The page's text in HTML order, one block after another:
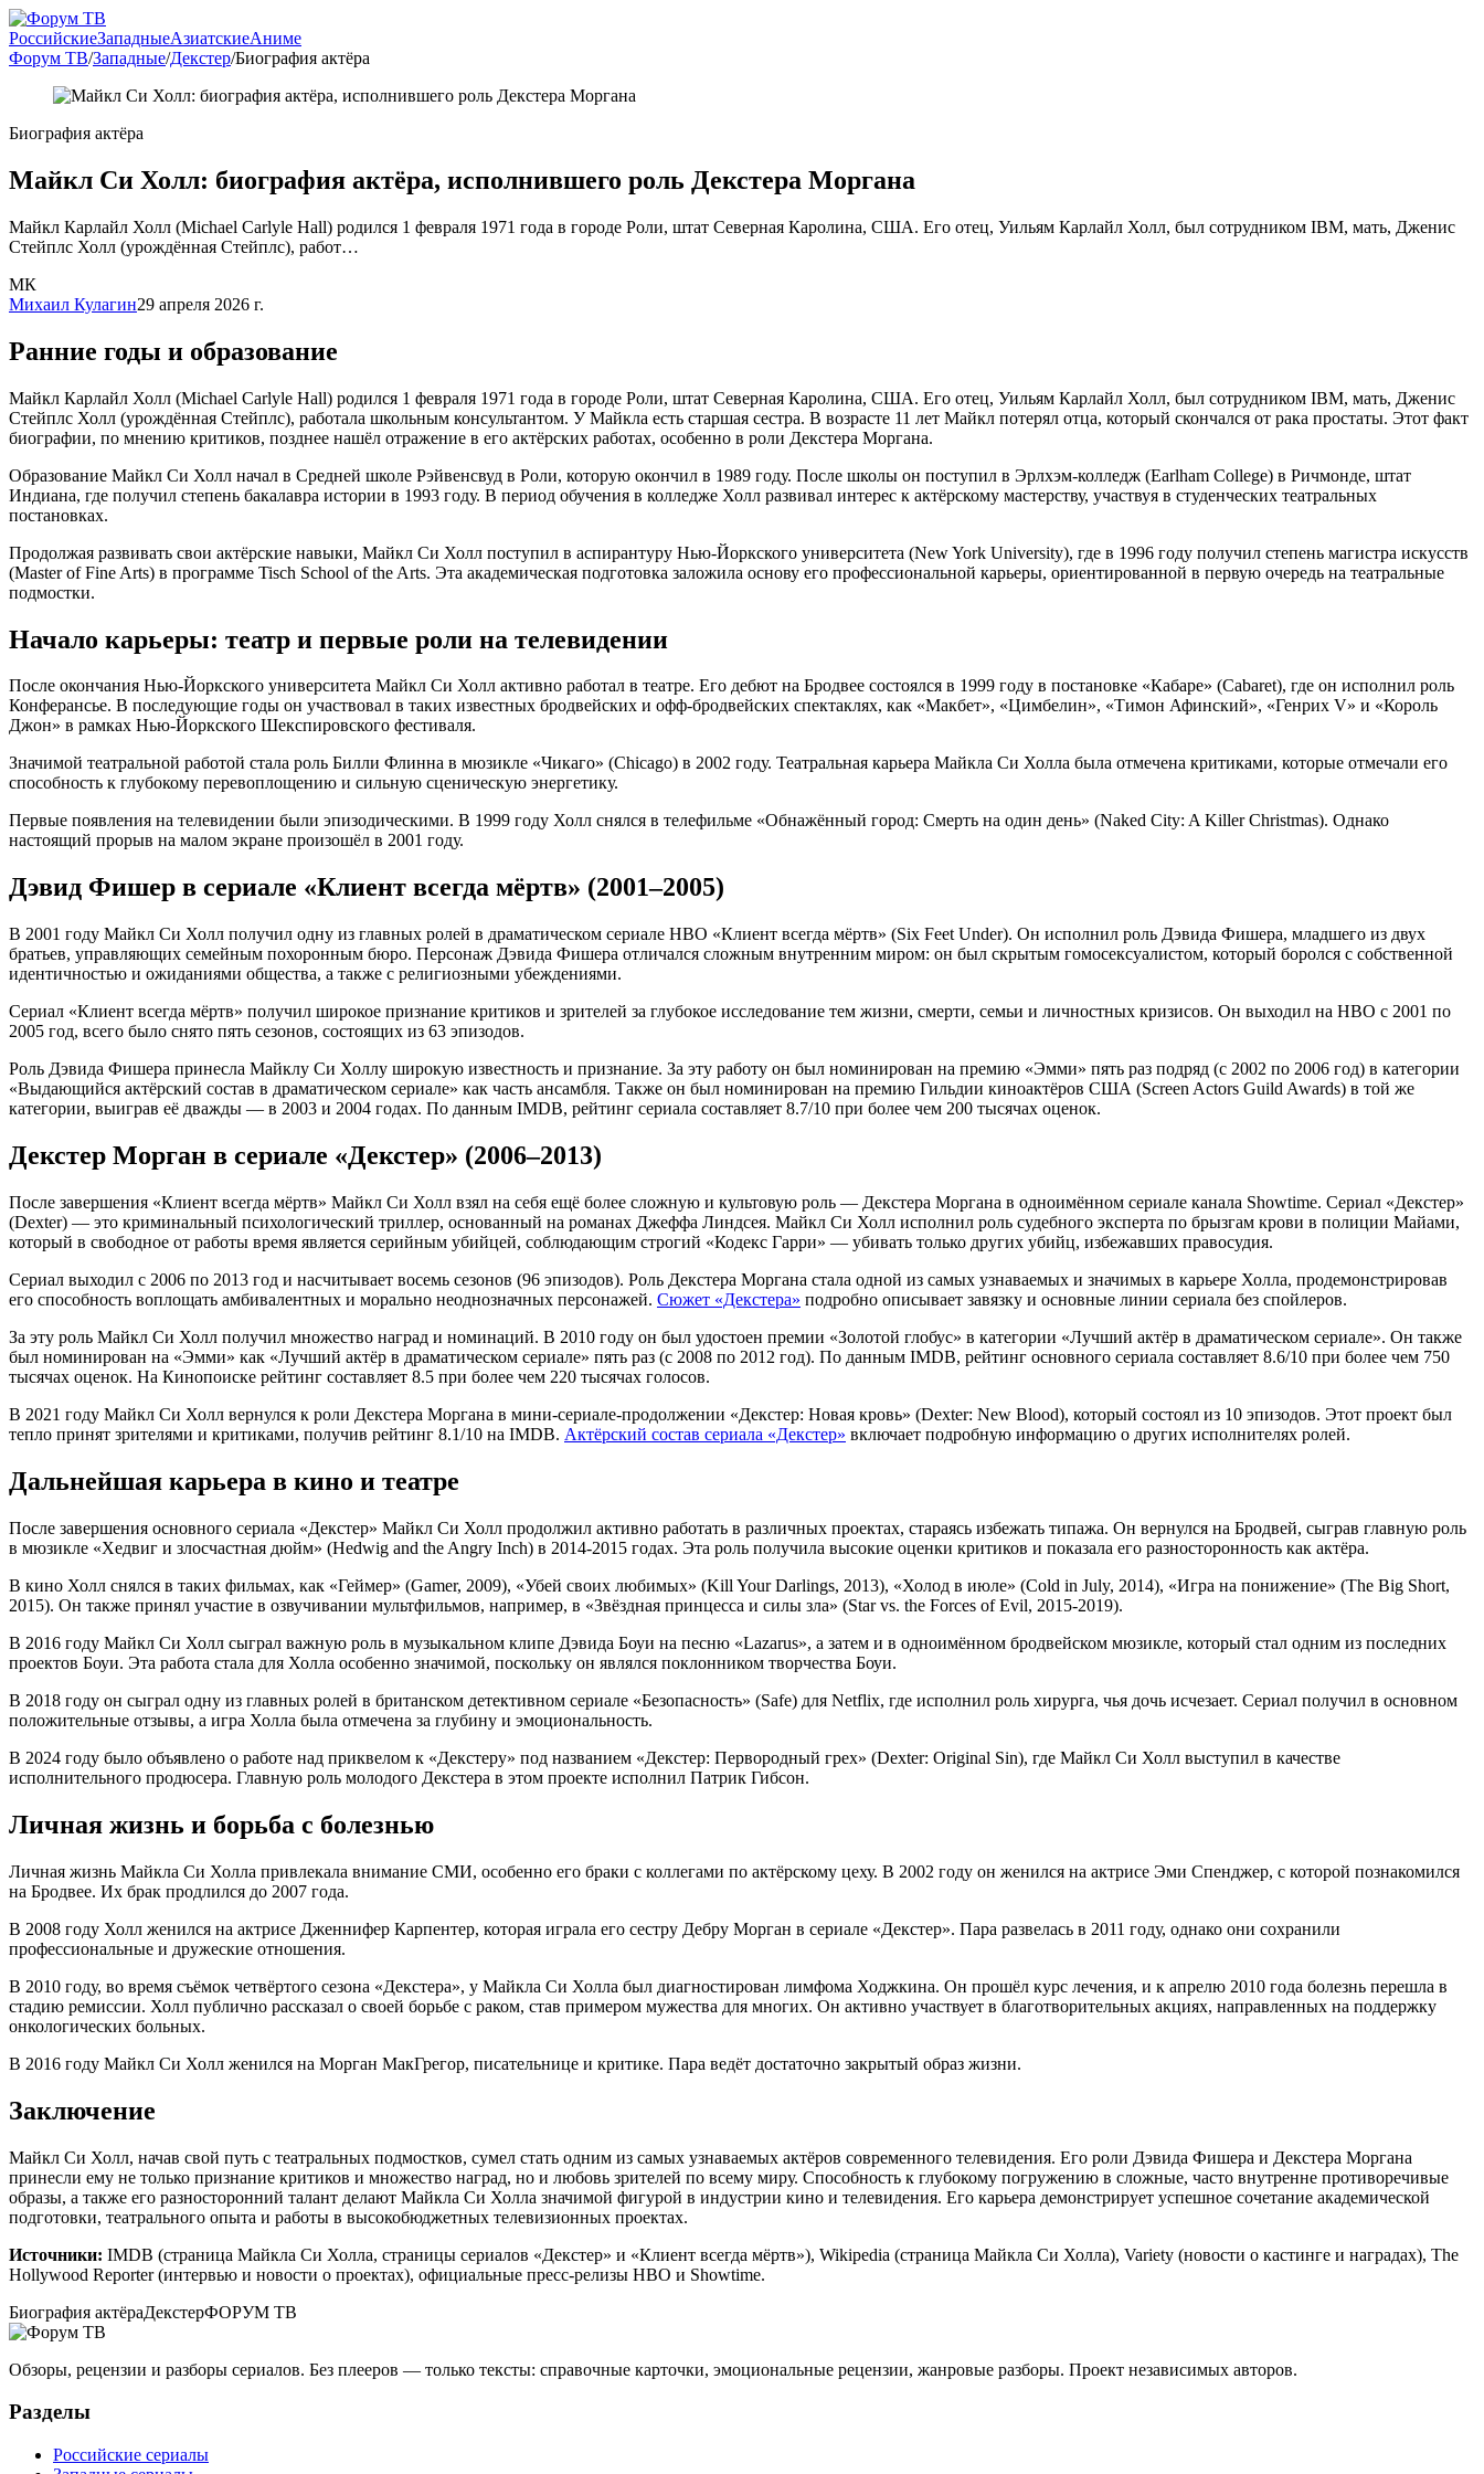
РоссийскиеЗападныеАзиатскиеАниме
Форум ТВ/Западные/Декстер/Биография актёра
Биография актёра
Майкл Си Холл: биография актёра, исполнившего роль Декстера Моргана
Майкл Карлайл Холл (Michael Carlyle Hall) родился 1 февраля 1971 года в городе Роли, штат Северная Каролина, США. Его отец, Уильям Карлайл Холл, был сотрудником IBM, мать, Дженис
Стейплс Холл (урождённая Стейплс), работ…
МК
Михаил Кулагин29 апреля 2026 г.
Ранние годы и образование
Майкл Карлайл Холл (Michael Carlyle Hall) родился 1 февраля 1971 года в городе Роли, штат Северная Каролина, США. Его отец, Уильям Карлайл Холл, был сотрудником IBM, мать, Дженис
Стейплс Холл (урождённая Стейплс), работала школьным консультантом. У Майкла есть старшая сестра. В возрасте 11 лет Майкл потерял отца, который скончался от рака простаты. Этот факт
биографии, по мнению критиков, позднее нашёл отражение в его актёрских работах, особенно в роли Декстера Моргана.
Образование Майкл Си Холл начал в Средней школе Рэйвенсвуд в Роли, которую окончил в 1989 году. После школы он поступил в Эрлхэм-колледж (Earlham College) в Ричмонде, штат
Индиана, где получил степень бакалавра истории в 1993 году. В период обучения в колледже Холл развивал интерес к актёрскому мастерству, участвуя в студенческих театральных
постановках.
Продолжая развивать свои актёрские навыки, Майкл Си Холл поступил в аспирантуру Нью-Йоркского университета (New York University), где в 1996 году получил степень магистра искусств
(Master of Fine Arts) в программе Tisch School of the Arts. Эта академическая подготовка заложила основу его профессиональной карьеры, ориентированной в первую очередь на театральные
подмостки.
Начало карьеры: театр и первые роли на телевидении
После окончания Нью-Йоркского университета Майкл Си Холл активно работал в театре. Его дебют на Бродвее состоялся в 1999 году в постановке «Кабаре» (Cabaret), где он исполнил роль
Конферансье. В последующие годы он участвовал в таких известных бродвейских и офф-бродвейских спектаклях, как «Макбет», «Цимбелин», «Тимон Афинский», «Генрих V» и «Король
Джон» в рамках Нью-Йоркского Шекспировского фестиваля.
Значимой театральной работой стала роль Билли Флинна в мюзикле «Чикаго» (Chicago) в 2002 году. Театральная карьера Майкла Си Холла была отмечена критиками, которые отмечали его
способность к глубокому перевоплощению и сильную сценическую энергетику.
Первые появления на телевидении были эпизодическими. В 1999 году Холл снялся в телефильме «Обнажённый город: Смерть на один день» (Naked City: A Killer Christmas). Однако
настоящий прорыв на малом экране произошёл в 2001 году.
Дэвид Фишер в сериале «Клиент всегда мёртв» (2001–2005)
В 2001 году Майкл Си Холл получил одну из главных ролей в драматическом сериале HBO «Клиент всегда мёртв» (Six Feet Under). Он исполнил роль Дэвида Фишера, младшего из двух
братьев, управляющих семейным похоронным бюро. Персонаж Дэвида Фишера отличался сложным внутренним миром: он был скрытым гомосексуалистом, который боролся с собственной
идентичностью и ожиданиями общества, а также с религиозными убеждениями.
Сериал «Клиент всегда мёртв» получил широкое признание критиков и зрителей за глубокое исследование тем жизни, смерти, семьи и личностных кризисов. Он выходил на HBO с 2001 по
2005 год, всего было снято пять сезонов, состоящих из 63 эпизодов.
Роль Дэвида Фишера принесла Майклу Си Холлу широкую известность и признание. За эту работу он был номинирован на премию «Эмми» пять раз подряд (с 2002 по 2006 год) в категории
«Выдающийся актёрский состав в драматическом сериале» как часть ансамбля. Также он был номинирован на премию Гильдии киноактёров США (Screen Actors Guild Awards) в той же
категории, выиграв её дважды — в 2003 и 2004 годах. По данным IMDB, рейтинг сериала составляет 8.7/10 при более чем 200 тысячах оценок.
Декстер Морган в сериале «Декстер» (2006–2013)
После завершения «Клиент всегда мёртв» Майкл Си Холл взял на себя ещё более сложную и культовую роль — Декстера Моргана в одноимённом сериале канала Showtime. Сериал «Декстер»
(Dexter) — это криминальный психологический триллер, основанный на романах Джеффа Линдсея. Майкл Си Холл исполнил роль судебного эксперта по брызгам крови в полиции Майами,
который в свободное от работы время является серийным убийцей, соблюдающим строгий «Кодекс Гарри» — убивать только других убийц, избежавших правосудия.
Сериал выходил с 2006 по 2013 год и насчитывает восемь сезонов (96 эпизодов). Роль Декстера Моргана стала одной из самых узнаваемых и значимых в карьере Холла, продемонстрировав
его способность воплощать амбивалентных и морально неоднозначных персонажей. Сюжет «Декстера» подробно описывает завязку и основные линии сериала без спойлеров.
За эту роль Майкл Си Холл получил множество наград и номинаций. В 2010 году он был удостоен премии «Золотой глобус» в категории «Лучший актёр в драматическом сериале». Он также
был номинирован на «Эмми» как «Лучший актёр в драматическом сериале» пять раз (с 2008 по 2012 год). По данным IMDB, рейтинг основного сериала составляет 8.6/10 при более чем 750
тысячах оценок. На Кинопоиске рейтинг составляет 8.5 при более чем 220 тысячах голосов.
В 2021 году Майкл Си Холл вернулся к роли Декстера Моргана в мини-сериале-продолжении «Декстер: Новая кровь» (Dexter: New Blood), который состоял из 10 эпизодов. Этот проект был
тепло принят зрителями и критиками, получив рейтинг 8.1/10 на IMDB. Актёрский состав сериала «Декстер» включает подробную информацию о других исполнителях ролей.
Дальнейшая карьера в кино и театре
После завершения основного сериала «Декстер» Майкл Си Холл продолжил активно работать в различных проектах, стараясь избежать типажа. Он вернулся на Бродвей, сыграв главную роль
в мюзикле «Хедвиг и злосчастная дюйм» (Hedwig and the Angry Inch) в 2014-2015 годах. Эта роль получила высокие оценки критиков и показала его разносторонность как актёра.
В кино Холл снялся в таких фильмах, как «Геймер» (Gamer, 2009), «Убей своих любимых» (Kill Your Darlings, 2013), «Холод в июле» (Cold in July, 2014), «Игра на понижение» (The Big Short,
2015). Он также принял участие в озвучивании мультфильмов, например, в «Звёздная принцесса и силы зла» (Star vs. the Forces of Evil, 2015-2019).
В 2016 году Майкл Си Холл сыграл важную роль в музыкальном клипе Дэвида Боуи на песню «Lazarus», а затем и в одноимённом бродвейском мюзикле, который стал одним из последних
проектов Боуи. Эта работа стала для Холла особенно значимой, поскольку он являлся поклонником творчества Боуи.
В 2018 году он сыграл одну из главных ролей в британском детективном сериале «Безопасность» (Safe) для Netflix, где исполнил роль хирурга, чья дочь исчезает. Сериал получил в основном
положительные отзывы, а игра Холла была отмечена за глубину и эмоциональность.
В 2024 году было объявлено о работе над приквелом к «Декстеру» под названием «Декстер: Первородный грех» (Dexter: Original Sin), где Майкл Си Холл выступил в качестве
исполнительного продюсера. Главную роль молодого Декстера в этом проекте исполнил Патрик Гибсон.
Личная жизнь и борьба с болезнью
Личная жизнь Майкла Си Холла привлекала внимание СМИ, особенно его браки с коллегами по актёрскому цеху. В 2002 году он женился на актрисе Эми Спенджер, с которой познакомился
на Бродвее. Их брак продлился до 2007 года.
В 2008 году Холл женился на актрисе Дженнифер Карпентер, которая играла его сестру Дебру Морган в сериале «Декстер». Пара развелась в 2011 году, однако они сохранили
профессиональные и дружеские отношения.
В 2010 году, во время съёмок четвёртого сезона «Декстера», у Майкла Си Холла был диагностирован лимфома Ходжкина. Он прошёл курс лечения, и к апрелю 2010 года болезнь перешла в
стадию ремиссии. Холл публично рассказал о своей борьбе с раком, став примером мужества для многих. Он активно участвует в благотворительных акциях, направленных на поддержку
онкологических больных.
В 2016 году Майкл Си Холл женился на Морган МакГрегор, писательнице и критике. Пара ведёт достаточно закрытый образ жизни.
Заключение
Майкл Си Холл, начав свой путь с театральных подмостков, сумел стать одним из самых узнаваемых актёров современного телевидения. Его роли Дэвида Фишера и Декстера Моргана
принесли ему не только признание критиков и множество наград, но и любовь зрителей по всему миру. Способность к глубокому погружению в сложные, часто внутренне противоречивые
образы, а также его разносторонний талант делают Майкла Си Холла значимой фигурой в индустрии кино и телевидения. Его карьера демонстрирует успешное сочетание академической
подготовки, театрального опыта и работы в высокобюджетных телевизионных проектах.
Источники: IMDB (страница Майкла Си Холла, страницы сериалов «Декстер» и «Клиент всегда мёртв»), Wikipedia (страница Майкла Си Холла), Variety (новости о кастинге и наградах), The
Hollywood Reporter (интервью и новости о проектах), официальные пресс-релизы HBO и Showtime.
Биография актёраДекстерФОРУМ ТВ
Обзоры, рецензии и разборы сериалов. Без плееров — только тексты: справочные карточки, эмоциональные рецензии, жанровые разборы. Проект независимых авторов.
Разделы
Российские сериалы